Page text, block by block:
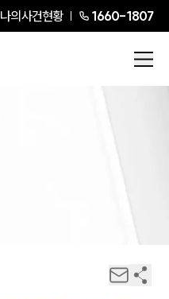
나의사건현황 1660-1807